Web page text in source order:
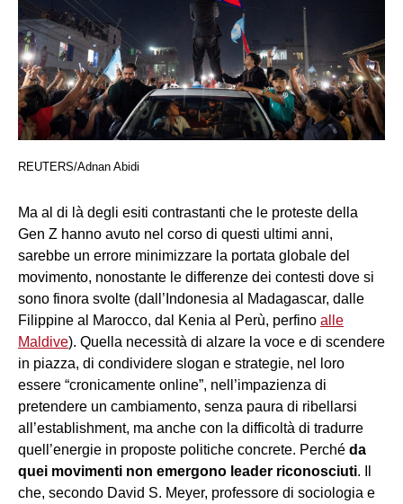
REUTERS/Adnan Abidi
Ma al di là degli esiti contrastanti che le proteste della
Gen Z hanno avuto nel corso di questi ultimi anni,
sarebbe un errore minimizzare la portata globale del
movimento, nonostante le differenze dei contesti dove si
sono finora svolte (dall’Indonesia al Madagascar, dalle
Filippine al Marocco, dal Kenia al Perù, perfino alle
Maldive). Quella necessità di alzare la voce e di scendere
in piazza, di condividere slogan e strategie, nel loro
essere “cronicamente online”, nell’impazienza di
pretendere un cambiamento, senza paura di ribellarsi
all’establishment, ma anche con la difficoltà di tradurre
quell’energie in proposte politiche concrete. Perché da
quei movimenti non emergono leader riconosciuti. Il
che, secondo David S. Meyer, professore di sociologia e